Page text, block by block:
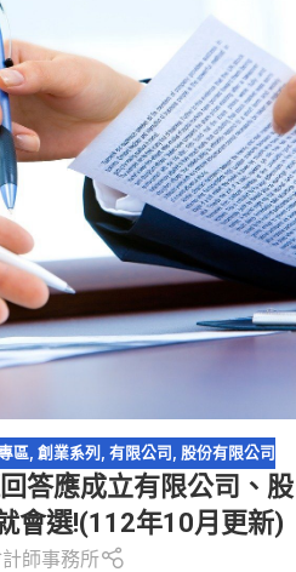
區 創業系列 有限公司 股份有限公司
答應成立有限公司、股
會選!(112年10月更新)
師事務所